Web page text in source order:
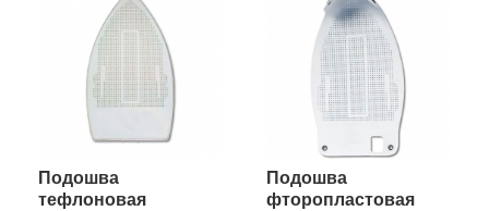
Подошва
тефлоновая
Подошва
фторопластовая